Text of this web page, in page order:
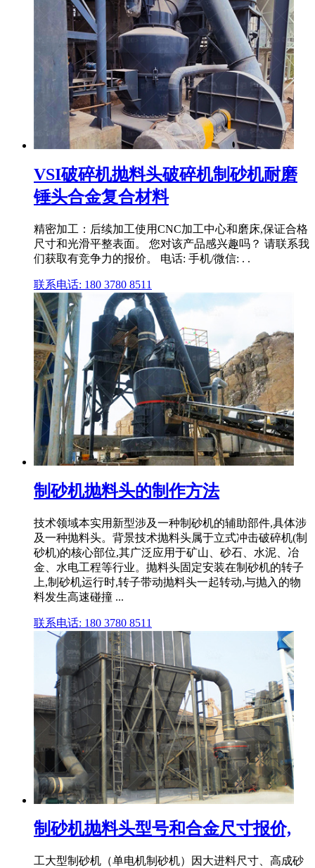
VSI破碎机抛料头破碎机制砂机耐磨
锤头合金复合材料
精密加工：后续加工使用CNC加工中心和磨床,保证合格
尺寸和光滑平整表面。 您对该产品感兴趣吗？ 请联系我
们获取有竞争力的报价。 电话: 手机/微信: . .
联系电话: 180 3780 8511
制砂机抛料头的制作方法
技术领域本实用新型涉及一种制砂机的辅助部件,具体涉
及一种抛料头。背景技术抛料头属于立式冲击破碎机(制
砂机)的核心部位,其广泛应用于矿山、砂石、水泥、冶
金、水电工程等行业。抛料头固定安装在制砂机的转子
上,制砂机运行时,转子带动抛料头一起转动,与抛入的物
料发生高速碰撞 ...
联系电话: 180 3780 8511
制砂机抛料头型号和合金尺寸报价,
工大型制砂机（单电机制砂机）因大进料尺寸、高成砂